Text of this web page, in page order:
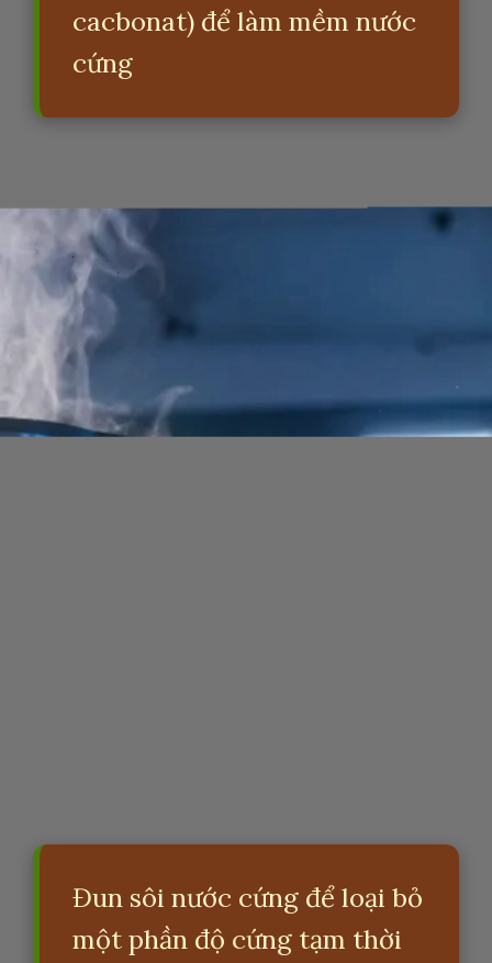
cacbonat) để làm mềm nước
cứng
Đang mở https://erci.edu.vn/tac-hai-cua-nuoc-cung-hoa-12
Đun sôi nước cứng để loại bỏ
một phần độ cứng tạm thời